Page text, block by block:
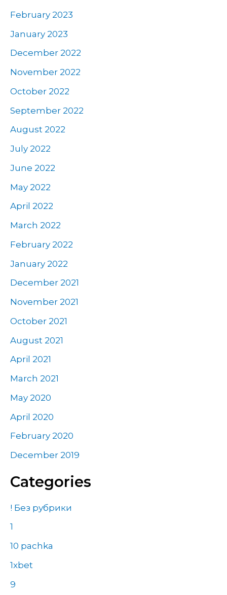
February 2023
January 2023
December 2022
November 2022
October 2022
September 2022
August 2022
July 2022
June 2022
May 2022
April 2022
March 2022
February 2022
January 2022
December 2021
November 2021
October 2021
August 2021
April 2021
March 2021
May 2020
April 2020
February 2020
December 2019
Categories
! Без рубрики
1
10 pachka
1xbet
9